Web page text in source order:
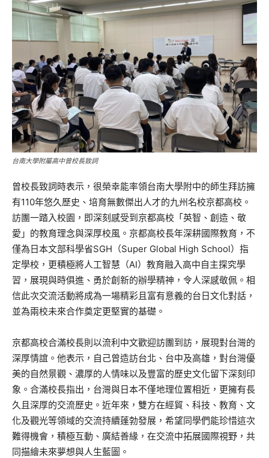
台南大學附屬高中曾校長致詞
曾校長致詞時表示，很榮幸能率領台南大學附中的師生拜訪擁
有110年悠久歷史、培育無數傑出人才的九州名校京都高校。
訪團一踏入校園，即深刻感受到京都高校「英智、創造、敬
愛」的教育理念與深厚校風。京都高校長年深耕國際教育，不
僅為日本文部科學省SGH（Super Global High School）指
定學校，更積極將人工智慧（AI）教育融入高中自主探究學
習，展現與時俱進、勇於創新的辦學精神，令人深感敬佩。相
信此次交流活動將成為一場精彩且富有意義的台日文化對話，
並為兩校未來合作奠定更堅實的基礎。
京都高校合滿校長則以流利中文歡迎訪團到訪，展現對台灣的
深厚情誼。他表示，自己曾造訪台北、台中及高雄，對台灣優
美的自然景觀、濃厚的人情味以及豐富的歷史文化留下深刻印
象。合滿校長指出，台灣與日本不僅地理位置相近，更擁有長
久且深厚的交流歷史。近年來，雙方在經貿、科技、教育、文
化及觀光等領域的交流持續蓬勃發展，希望同學們能珍惜這次
難得機會，積極互動、廣結善緣，在交流中拓展國際視野，共
同描繪未來夢想與人生藍圖。